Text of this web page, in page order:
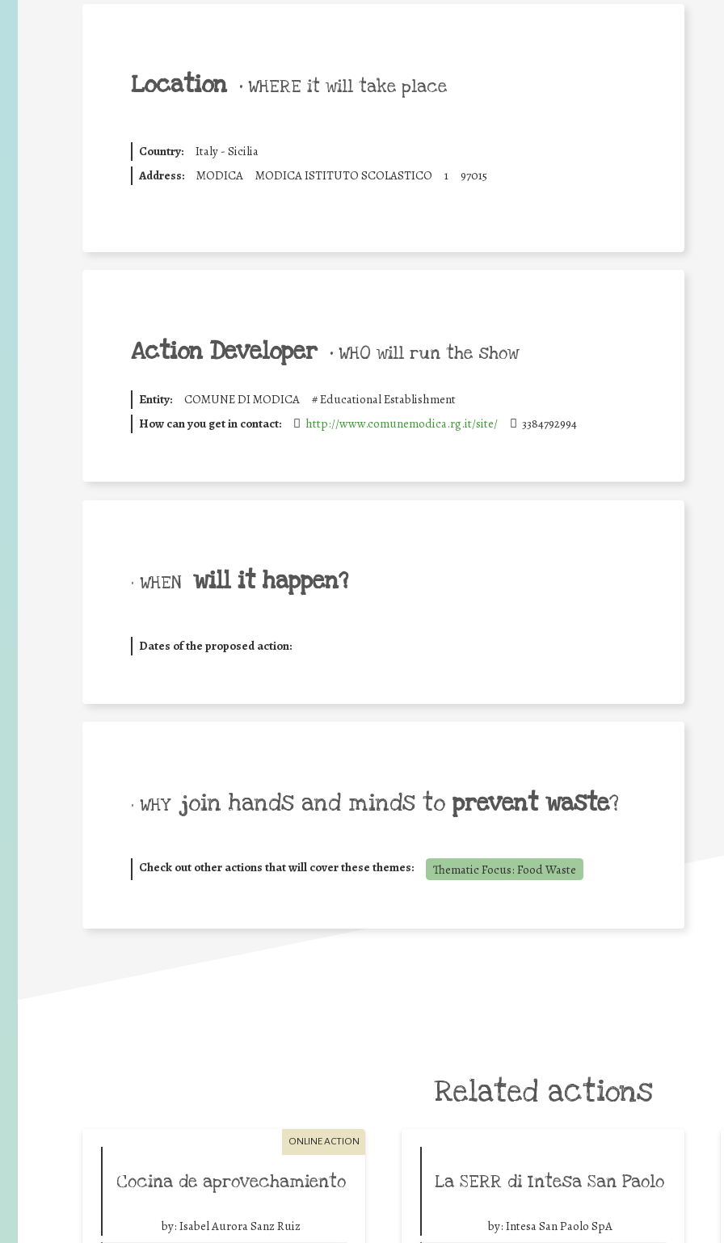
Location • WHERE it will take place
Country:
Italy - Sicilia
Address:
MODICA MODICA ISTITUTO SCOLASTICO 1 97015
Action Developer • WHO will run the show
Entity: COMUNE DI MODICA #Educational Establishment
How can you get in contact:
http://www.comunemodica.rg.it/site/ 3384792994
• WHEN will it happen?
Dates of the proposed action:
• WHY join hands and minds to prevent waste?
Check out other actions that will cover these themes: Thematic Focus: Food Waste
Related actions
ONLINE ACTION
Cocina de aprovechamiento
by: Isabel Aurora Sanz Ruiz
La SERR di Intesa San Paolo
by: Intesa San Paolo SpA